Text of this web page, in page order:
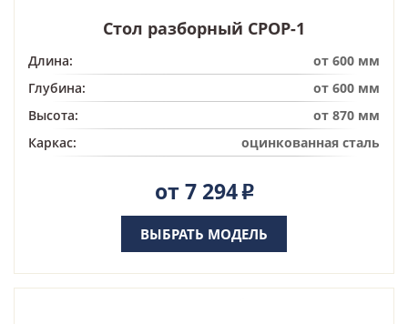
Стол разборный СРОР-1
Длина:
от 600 мм
Глубина:
от 600 мм
Высота:
от 870 мм
Каркас:
оцинкованная сталь
от 7 294Р
ВЫБРАТЬ МОДЕЛЬ